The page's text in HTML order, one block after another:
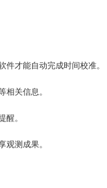
才能自动完成时间校准。
相关信息。
醒。
观测成果。